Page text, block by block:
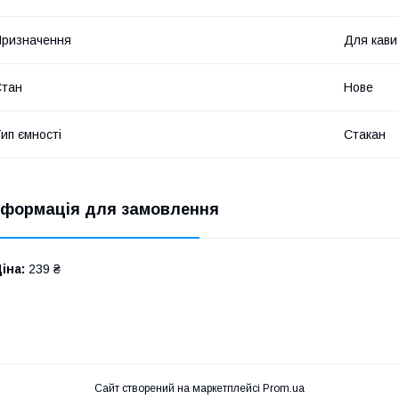
Для
Нове
ємності Стакан
для замовлення
239 ₴
Сайт створений на маркетплейсі Prom.ua